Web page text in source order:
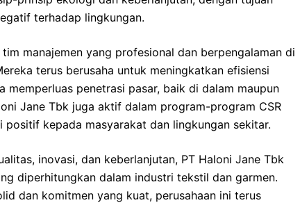
terhadap lingkungan.
manajemen yang profesional dan berpengalaman di
terus berusaha untuk meningkatkan efisiensi
memperluas penetrasi pasar, baik di dalam maupun
Jane Tbk juga aktif dalam program-program CSR
positif kepada masyarakat dan lingkungan sekitar.
inovasi, dan keberlanjutan, PT Haloni Jane Tbk
diperhitungkan dalam industri tekstil dan garmen.
dan komitmen yang kuat, perusahaan ini terus